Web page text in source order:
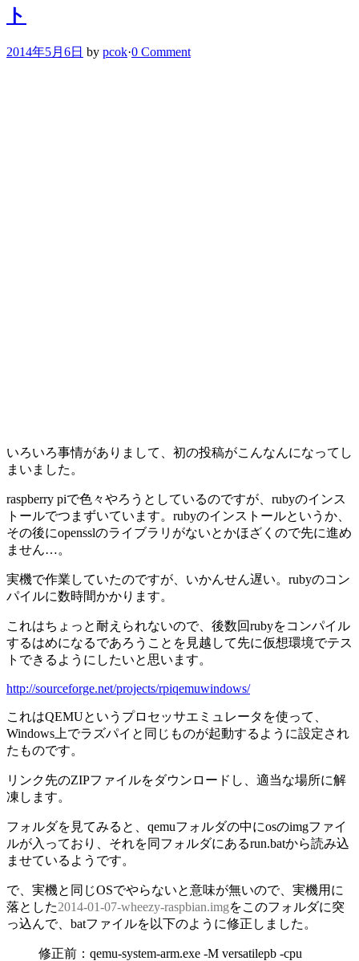
ト
2014年5月6日 by pcok·0 Comment
いろいろ事情がありまして、初の投稿がこんなんになってし
まいました。
raspberry piで色々やろうとしているのですが、rubyのインス
トールでつまずいています。rubyのインストールというか、
その後にopensslのライブラリがないとかほざくので先に進め
ません…。
実機で作業していたのですが、いかんせん遅い。rubyのコン
パイルに数時間かかります。
これはちょっと耐えられないので、後数回rubyをコンパイル
するはめになるであろうことを見越して先に仮想環境でテス
トできるようにしたいと思います。
http://sourceforge.net/projects/rpiqemuwindows/
これはQEMUというプロセッサエミュレータを使って、
Windows上でラズパイと同じものが起動するように設定され
たものです。
リンク先のZIPファイルをダウンロードし、適当な場所に解
凍します。
フォルダを見てみると、qemuフォルダの中にosのimgファイ
ルが入っており、それを同フォルダにあるrun.batから読み込
ませているようです。
で、実機と同じOSでやらないと意味が無いので、実機用に
落とした2014-01-07-wheezy-raspbian.imgをこのフォルダに突
っ込んで、batファイルを以下のように修正しました。
修正前：qemu-system-arm.exe -M versatilepb -cpu